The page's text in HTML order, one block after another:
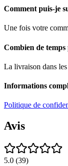
Comment puis-je
Une fois votre
Combien de
La livraison dans
Informations
Politique de
Avis
5.0 (39)